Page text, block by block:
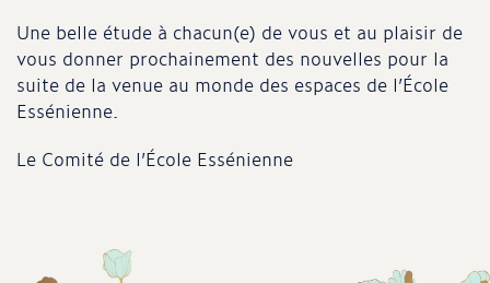
Une belle étude à chacun(e) de vous et au plaisir de
vous donner prochainement des nouvelles pour la
suite de la venue au monde des espaces de l’École
Essénienne.
Le Comité de l’École Essénienne